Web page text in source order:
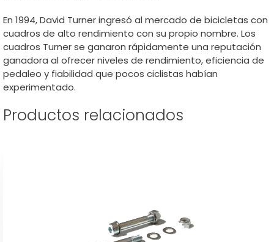
En 1994, David Turner ingresó al mercado de bicicletas con
cuadros de alto rendimiento con su propio nombre. Los
cuadros Turner se ganaron rápidamente una reputación
ganadora al ofrecer niveles de rendimiento, eficiencia de
pedaleo y fiabilidad que pocos ciclistas habían
experimentado.
Productos relacionados